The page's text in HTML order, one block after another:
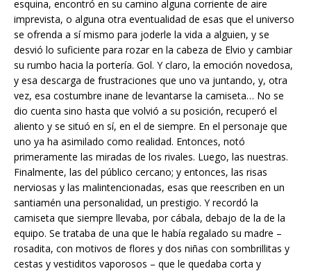
esquina, encontró en su camino alguna corriente de aire
imprevista, o alguna otra eventualidad de esas que el universo
se ofrenda a sí mismo para joderle la vida a alguien, y se
desvió lo suficiente para rozar en la cabeza de Elvio y cambiar
su rumbo hacia la portería. Gol. Y claro, la emoción novedosa,
y esa descarga de frustraciones que uno va juntando, y, otra
vez, esa costumbre inane de levantarse la camiseta… No se
dio cuenta sino hasta que volvió a su posición, recuperó el
aliento y se situó en sí, en el de siempre. En el personaje que
uno ya ha asimilado como realidad. Entonces, notó
primeramente las miradas de los rivales. Luego, las nuestras.
Finalmente, las del público cercano; y entonces, las risas
nerviosas y las malintencionadas, esas que reescriben en un
santiamén una personalidad, un prestigio. Y recordó la
camiseta que siempre llevaba, por cábala, debajo de la de la
equipo. Se trataba de una que le había regalado su madre –
rosadita, con motivos de flores y dos niñas con sombrillitas y
cestas y vestiditos vaporosos – que le quedaba corta y